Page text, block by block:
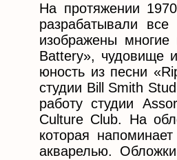
На протяжении
разрабатывали
изображены многие
Battery», чудовище
юность из песни
студии Bill Smith
работу студии
Culture Club. На
которая
акварелью.